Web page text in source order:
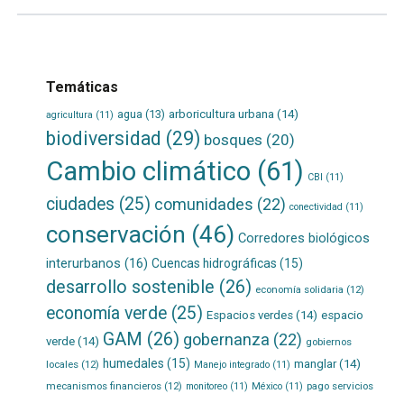
Temáticas
agricultura (11) agua (13) arboricultura urbana(14)
biodiversidad (29) bosques (20)
Cambio climático (61) CBI (11)
ciudades (25) comunidades (22) conectividad (11)
conservación (46) Corredores biológicos
interurbanos (16) Cuencas hidrográficas (15)
desarrollo sostenible (26) economía solidaria (12)
economía verde(25) Espacios verdes(14) espacio
verde(14) GAM (26) gobernanza (22) gobiernos
locales(12) humedales (15) Manejo integrado(11) manglar(14)
mecanismos financieros(12) monitoreo(11) México(11) pago servicios